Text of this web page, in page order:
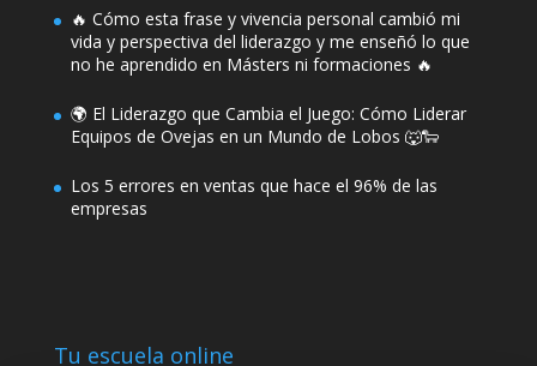
🔥 Cómo esta frase y vivencia personal cambió mi
vida y perspectiva del liderazgo y me enseñó lo que
no he aprendido en Másters ni formaciones 🔥
🌍 El Liderazgo que Cambia el Juego: Cómo Liderar
Equipos de Ovejas en un Mundo de Lobos 🐺🐑
Los 5 errores en ventas que hace el 96% de las
empresas
Tu escuela online